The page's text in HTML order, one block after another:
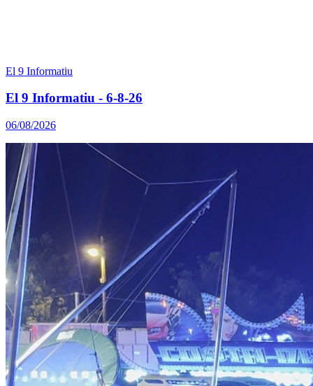
El 9 Informatiu
El 9 Informatiu - 6-8-26
06/08/2026